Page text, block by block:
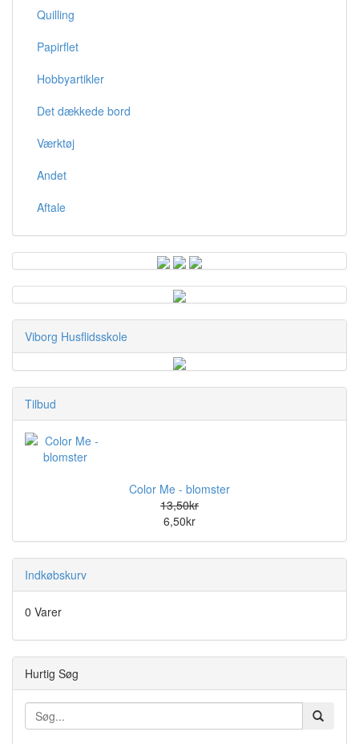
Quilling
Papirflet
Hobbyartikler
Det dækkede bord
Værktøj
Andet
Aftale
Viborg Husflidsskole
Tilbud
Color Me - blomster
13,50kr
6,50kr
Indkøbskurv
0 Varer
Hurtig Søg